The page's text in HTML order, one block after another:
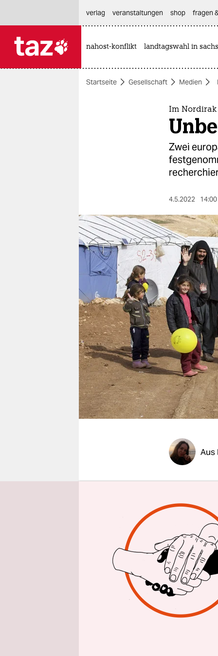
themen
berlin
nord
wahrheit
verlag
veranstaltungen
shop
fragen & hilfe
unterstützen
abo
genossenschaft
verlag
veranstaltungen shop fragen
nahost-konflikt landtagswahl in
Startseite Gesellschaft Medien
Im Nordirak
Zwei
4.5.2022
Aus
Am 20.
Marlene
in
hört man
schließlich
Die 29-